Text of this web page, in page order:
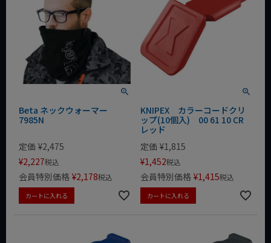
Beta ネックウォーマー
7985N
定価 ¥2,475
¥2,227税込
会員特別価格 ¥2,178税込
カートに入れる
KNIPEX カラーコードクリ
ップ(10個入) 00 61 10 CR
レッド
定価 ¥1,815
¥1,452税込
会員特別価格 ¥1,415税込
カートに入れる